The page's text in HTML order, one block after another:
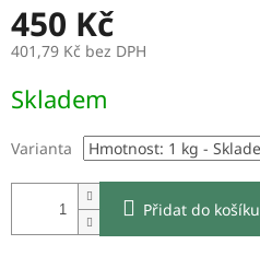
450 Kč
401,79 Kč bez DPH
cena:
Skladem
Varianta
Přidat do košíku